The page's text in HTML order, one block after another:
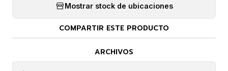
Mostrar stock de ubicaciones
COMPARTIR ESTE PRODUCTO
ARCHIVOS